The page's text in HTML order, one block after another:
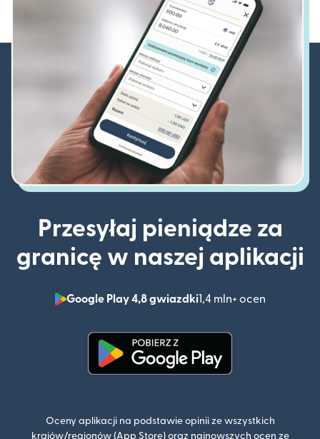
Przesyłaj pieniądze za
granicę w naszej aplikacji
Google Play 4,8 gwiazdki1,4 mln+ ocen
(otwiera
Oceny aplikacji na podstawie opinii ze wszystkich
krajów/regionów (App Store) oraz najnowszych ocen ze